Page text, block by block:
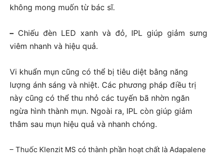
không mong muốn từ bác sĩ.
– Chiếu đèn LED xanh và đỏ, IPL giúp giảm sưng
viêm nhanh và hiệu quả.
Vi khuẩn mụn cũng có thể bị tiêu diệt bằng năng
lượng ánh sáng và nhiệt. Các phương pháp điều trị
này cũng có thể thu nhỏ các tuyến bã nhờn ngăn
ngừa hình thành mụn. Ngoài ra, IPL còn giúp giảm
thâm sau mụn hiệu quả và nhanh chóng.
– Thuốc Klenzit MS có thành phần hoạt chất là Adapalene